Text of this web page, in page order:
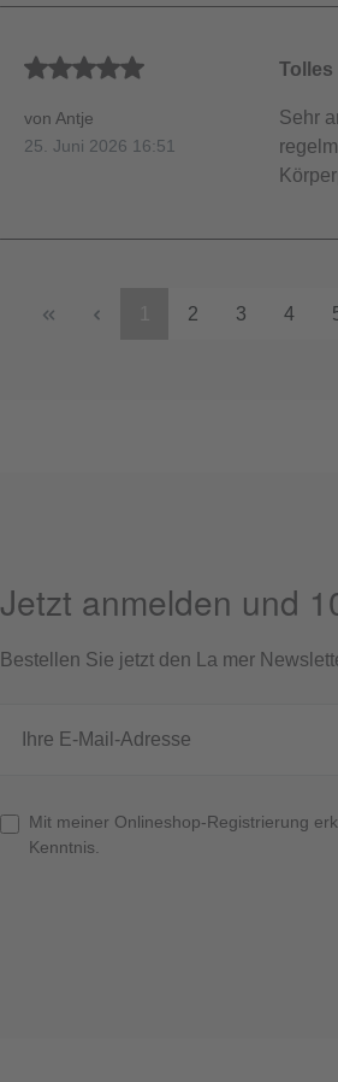
Durchschnittliche Bewertung von 5
von Antje
25. Juni 2026 16:51
Sehr
2 3 4
Jetzt anmelden und
Bestellen Sie jetzt den La mer
Mit meiner Onlineshop-Registrierung
Kenntnis.